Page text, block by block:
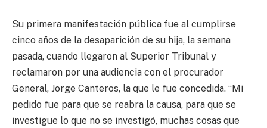
Su primera manifestación pública fue al cumplirse
cinco años de la desaparición de su hija, la semana
pasada, cuando llegaron al Superior Tribunal y
reclamaron por una audiencia con el procurador
General, Jorge Canteros, la que le fue concedida. “Mi
pedido fue para que se reabra la causa, para que se
investigue lo que no se investigó, muchas cosas que